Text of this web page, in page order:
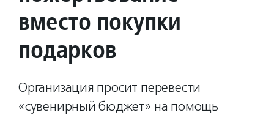
вместо покупки
подарков
Организация просит перевести
«сувенирный бюджет» на помощь